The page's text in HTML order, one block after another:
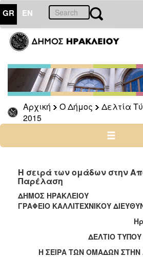
GR EN
Αρχική Ο Δήμος Δελτία
2015
ΔΗΜΟΣ
Δελτία
Τύπου
Αρχείο
2026
2025
2022
2021
2020
Η σειρά των ομάδων στην
Παρέλαση
ΔΗΜΟΣ ΗΡΑΚΛΕΙΟΥ
ΓΡΑΦΕΙΟ ΚΑΛΛΙΤΕΧΝΙΚΟΥ
ΔΕΛΤΙΟ ΤΥΠΟΥ
Η ΣΕΙΡΑ ΤΩΝ ΟΜΑΔΩΝ ΣΤΗΝ